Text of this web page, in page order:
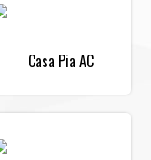
Casa Pia AC